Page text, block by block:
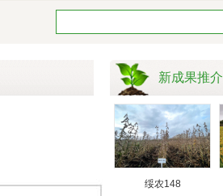
新成果推介
绥农148